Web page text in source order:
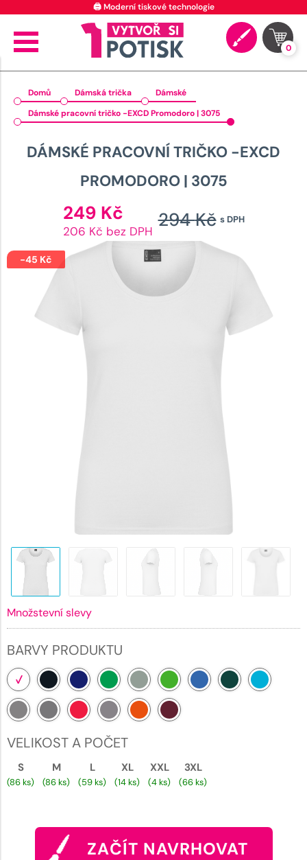
🖨️ Moderní tiskové technologie
0
Domů Dámská trička
Dámské
Dámské pracovní tričko -EXCD Promodoro | 3075
DÁMSKÉ PRACOVNÍ TRIČKO -EXCD
PROMODORO | 3075
s DPH
294Kč
cena
byla:
294
249 Kč cena
je:
249 Kč.
206 Kč bez DPH
-45 Kč
Množstevní slevy
BARVY PRODUKTU
VELIKOST A POČET
S
(86 ks)
M
(86 ks)
L
(59 ks)
XL
(14 ks)
XXL
(4 ks)
3XL
(66 ks)
ZAČÍT NAVRHOVAT